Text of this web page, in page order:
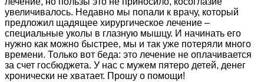
увеличивалось. Недавно мы попали к врачу, который
предложил щадящее хирургическое лечение –
специальные уколы в глазную мышцу. И начинать его
нужно как можно быстрее, мы и так уже потеряли много
времени. Только вот беда: это лечение не оплачивается
за счет госбюджета. У нас с мужем пятеро детей, денег
хронически не хватает. Прошу о помощи!